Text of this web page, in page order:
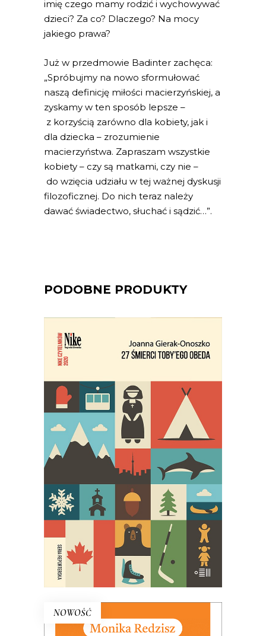
imię czego mamy rodzić i wychowywać
dzieci? Za co? Dlaczego? Na mocy
jakiego prawa?
Już w przedmowie Badinter zachęca:
„Spróbujmy na nowo sformułować
naszą definicję miłości macierzyńskiej, a
zyskamy w ten sposób lepsze –
z korzyścią zarówno dla kobiety, jak i
dla dziecka – zrozumienie
macierzyństwa. Zapraszam wszystkie
kobiety – czy są matkami, czy nie –
do wzięcia udziału w tej ważnej dyskusji
filozoficznej. Do nich teraz należy
dawać świadectwo, słuchać i sądzić…”.
PODOBNE PRODUKTY
E-BOOK DO KOSZYKA
27 ŚMIERCI TOBY’EGO OBEDA
Najgłośniejszy debiut reporterski
ostatnich lat!
29.95
NOWOŚĆ